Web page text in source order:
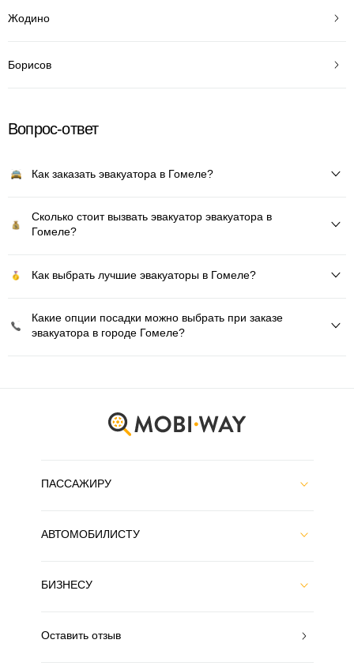
Жодино
Борисов
Вопрос-ответ
Как заказать эвакуатора в Гомеле?
Сколько стоит вызвать эвакуатор эвакуатора в
Гомеле?
Как выбрать лучшие эвакуаторы в Гомеле?
Какие опции посадки можно выбрать при заказе
эвакуатора в городе Гомеле?
ПАССАЖИРУ
АВТОМОБИЛИСТУ
БИЗНЕСУ
Оставить отзыв